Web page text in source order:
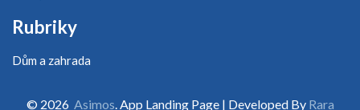
Rubriky
Dům a zahrada
© 2026 Asimos . App Landing Page | Developed By Rara